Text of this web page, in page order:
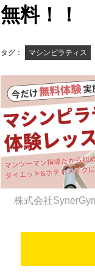
無料！！
タグ： マシンピラティス
株式会社